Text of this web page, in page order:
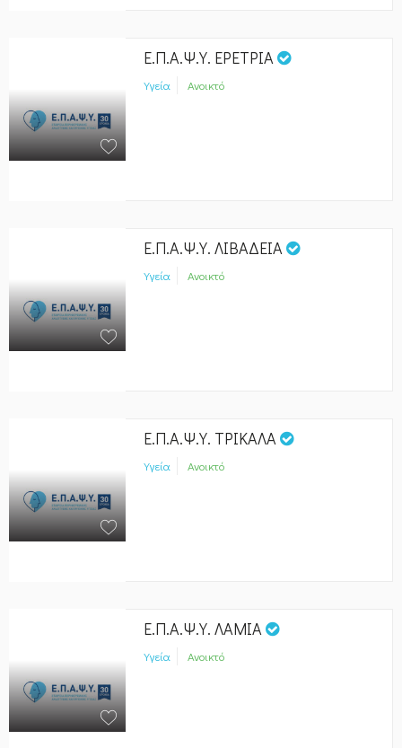
Ε.Π.Α.Ψ.Υ. ΕΡΕΤΡΙΑ
Υγεία Ανοικτό
Ε.Π.Α.Ψ.Υ. ΛΙΒΑΔΕΙΑ
Υγεία Ανοικτό
Ε.Π.Α.Ψ.Υ. ΤΡΙΚΑΛΑ
Υγεία Ανοικτό
Ε.Π.Α.Ψ.Υ. ΛΑΜΙΑ
Υγεία Ανοικτό